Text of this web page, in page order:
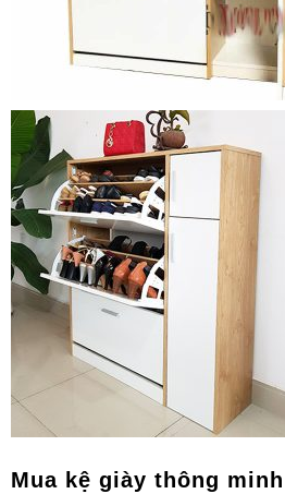
Mua kệ giày thông minh